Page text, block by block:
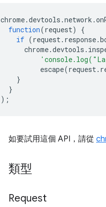
chrome.devtools .network .
function(request)
{
if (request. response.
chrome.devtools .
escape(request.
}
}
);
如要試用這個 API，請從
類型
Request